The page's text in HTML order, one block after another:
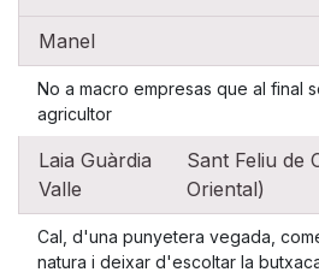
Manel
No a macro empresas que al final
agricultor
Laia Guàrdia
Valle
Sant Feliu de
Oriental)
Cal, d'una punyetera vegada,
natura i deixar d'escoltar la